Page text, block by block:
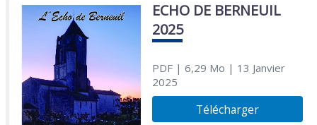
ECHO DE BERNEUIL
2025
PDF| 6,29 Mo | 13 Janvier
2025
Télécharger